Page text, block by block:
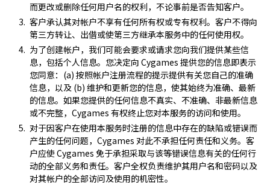
而更改或删除任何用户名的权利，不论事前是否告知客户。
客户承认其对帐户不享有任何所有权或专有权利。客户不得向
第三方转让、出借或使第三方继承本服务中的任何使用权。
为了创建帐户，我们可能会要求或请求您向我们提供某些信
息，包括个人信息。您决定向 Cygames 提供您的信息即表示
您同意：(a) 按照帐户注册流程的提示提供有关您自己的准确
信息，以及 (b) 维护和更新您的信息，使其始终为准确、最新
的信息。如果您提供的任何信息不真实、不准确、非最新信息
或不完整，Cygames 有权终止您对本服务的访问和使用。
对于因客户在使用本服务时注册的信息中存在的缺陷或错误而
产生的任何问题，Cygames 对此不承担任何责任和义务。客
户应使 Cygames 免于承担采取与该等错误信息有关的任何行
动的全部义务和责任。客户全权负责维护其用户名和密码以及
对其帐户的全部访问及使用的机密性。